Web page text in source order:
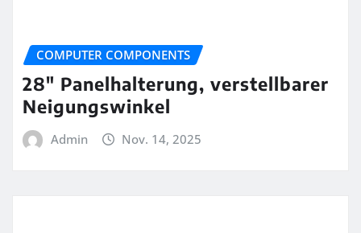
COMPUTER COMPONENTS
28″ Panelhalterung, verstellbarer
Neigungswinkel
Admin Nov. 14, 2025